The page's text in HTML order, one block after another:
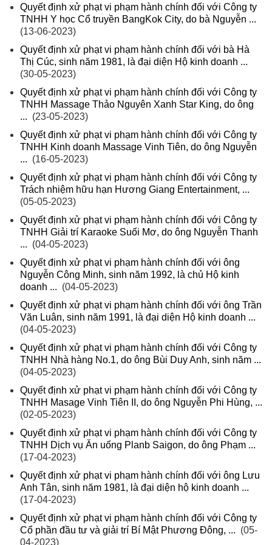
Quyết định xử phạt vi phạm hành chính đối với Công ty
TNHH Y học Cổ truyền BangKok City, do bà Nguyễn ...
(13-06-2023)
Quyết định xử phạt vi phạm hành chính đối với bà Hà
Thị Cúc, sinh năm 1981, là đại diện Hộ kinh doanh ...
(30-05-2023)
Quyết định xử phạt vi phạm hành chính đối với Công ty
TNHH Massage Thảo Nguyên Xanh Star King, do ông
... (23-05-2023)
Quyết định xử phạt vi phạm hành chính đối với Công ty
TNHH Kinh doanh Massage Vinh Tiên, do ông Nguyễn
... (16-05-2023)
Quyết định xử phạt vi phạm hành chính đối với Công ty
Trách nhiệm hữu hạn Hương Giang Entertainment, ...
(05-05-2023)
Quyết định xử phạt vi phạm hành chính đối với Công ty
TNHH Giải trí Karaoke Suối Mơ, do ông Nguyễn Thanh
... (04-05-2023)
Quyết định xử phạt vi phạm hành chính đối với ông
Nguyễn Công Minh, sinh năm 1992, là chủ Hộ kinh
doanh ... (04-05-2023)
Quyết định xử phạt vi phạm hành chính đối với ông Trần
Văn Luân, sinh năm 1991, là đại diện Hộ kinh doanh ...
(04-05-2023)
Quyết định xử phạt vi phạm hành chính đối với Công ty
TNHH Nhà hàng No.1, do ông Bùi Duy Anh, sinh năm ...
(04-05-2023)
Quyết định xử phạt vi phạm hành chính đối với Công ty
TNHH Masage Vinh Tiên II, do ông Nguyễn Phi Hùng, ...
(02-05-2023)
Quyết định xử phạt vi phạm hành chính đối với Công ty
TNHH Dịch vụ Ăn uống Planb Saigon, do ông Phạm ...
(17-04-2023)
Quyết định xử phạt vi phạm hành chính đối với ông Lưu
Anh Tân, sinh năm 1981, là đại diện hộ kinh doanh ...
(17-04-2023)
Quyết định xử phạt vi phạm hành chính đối với Công ty
Cổ phần đầu tư và giải trí Bí Mật Phương Đông, ... (05-
04-2023)